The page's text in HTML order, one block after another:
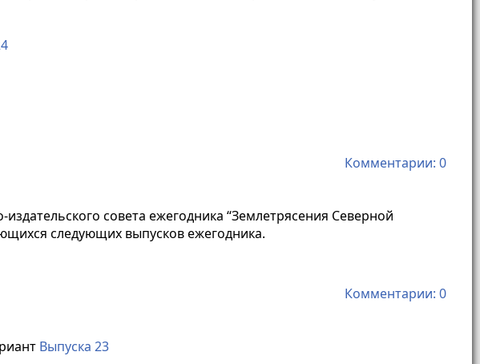
Комментарии: 0
совета ежегодника “Землетрясения Северной
следующих выпусков ежегодника.
Комментарии: 0
Выпуска 23